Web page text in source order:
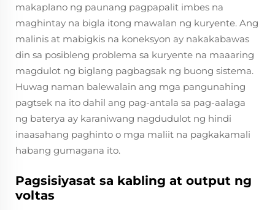
makaplano ng paunang pagpapalit imbes na
maghintay na bigla itong mawalan ng kuryente. Ang
malinis at mabigkis na koneksyon ay nakakabawas
din sa posibleng problema sa kuryente na maaaring
magdulot ng biglang pagbagsak ng buong sistema.
Huwag naman balewalain ang mga pangunahing
pagtsek na ito dahil ang pag-antala sa pag-aalaga
ng baterya ay karaniwang nagdudulot ng hindi
inaasahang paghinto o mga maliit na pagkakamali
habang gumagana ito.
Pagsisiyasat sa kabling at output ng
voltas